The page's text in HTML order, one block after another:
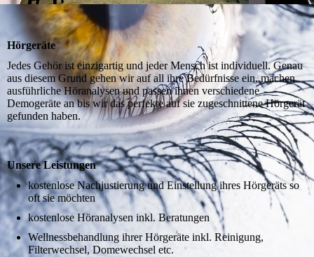
Hörgeräte
Jedes Gehör ist einzigartig und jeder Mensch ist individuell. Genau
aus diesem Grund gehen wir auf all ihre Bedürfnisse ein, machen
ausführliche Höranalysen und passen ihnen verschiedene
Demogeräte an bis wir das perfekte auf sie zugeschnittene Hörgerät
gefunden haben.
Unsere Leistungen
kostenlose Nachjustierung und Einstellung ihres Hörgeräts so
oft sie möchten
kostenlose Höranalysen inkl. Beratungen
Wellnessbehandlung ihrer Hörgeräte inkl. Reinigung,
Filterwechsel, Domewechsel etc.